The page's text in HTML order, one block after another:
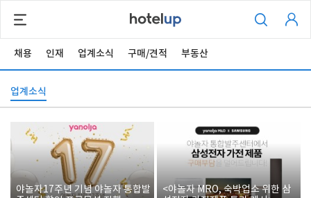
채용 인재 업계소식 구매/견적 부동산
업계소식
야놀자17주년 기념 야놀자 통합발
<야놀자 MRO, 숙박업소 위한 삼